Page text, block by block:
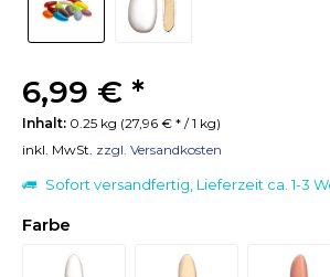
6,99 € *
Inhalt: 0.25 kg (27,96 € * / 1 kg)
inkl. MwSt. zzgl. Versandkosten
Sofort versandfertig, Lieferzeit ca. 1-3
Farbe